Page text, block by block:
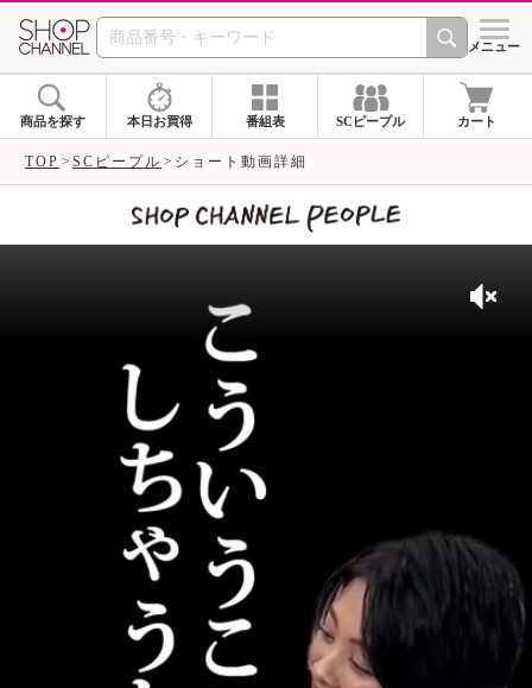
SHOP CHANNEL シメニュー
商品を探す 本日お買得 番組表 SCピープル カート
TOP SCピープル ショート動画詳細